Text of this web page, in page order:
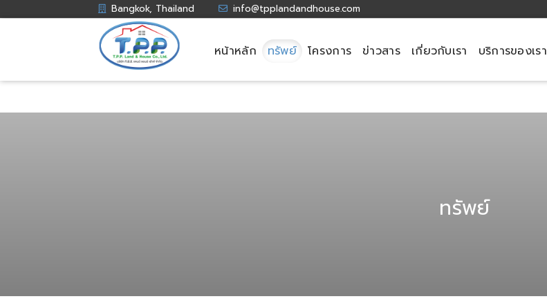
Bangkok, Thailand info@tpplandandhouse.com
หน้าหลัก ทรัพย์ โครงการ ข่าวสาร เกี่ยวกับเรา บริการของเรา
header
ทรัพย์